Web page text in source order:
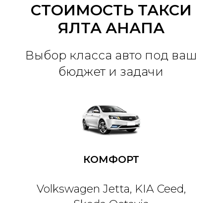
СТОИМОСТЬ ТАКСИ
ЯЛТА АНАПА
Выбор класса авто под ваш
бюджет и задачи
КОМФОРТ
Volkswagen Jetta, KIA Ceed,